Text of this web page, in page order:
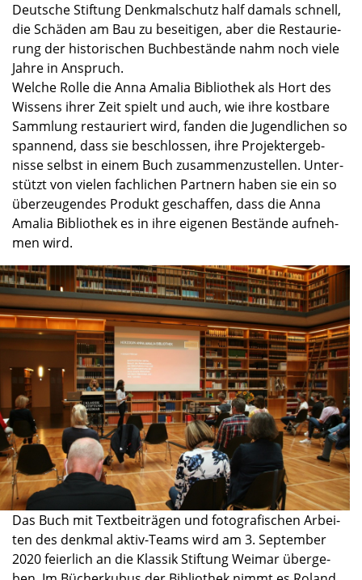
Deutsche Stiftung Denkmal­schutz half damals schnell,
die Schäden am Bau zu besei­ti­gen, aber die Restau­rie­
rung der histo­ri­schen Buchbe­stände nahm noch viele
Jahre in Anspruch.
Welche Rolle die Anna Amalia Biblio­thek als Hort des
Wissens ihrer Zeit spielt und auch, wie ihre kostbare
Sammlung restau­riert wird, fanden die Jugend­li­chen so
spannend, dass sie beschlos­sen, ihre Projekt­er­geb­
nisse selbst in einem Buch zusam­men­zu­stel­len. Unter­
stützt von vielen fachli­chen Partnern haben sie ein so
überzeu­gen­des Produkt geschaf­fen, dass die Anna
Amalia Biblio­thek es in ihre eigenen Bestände aufneh­
men wird.
Das Buch mit Textbei­trä­gen und fotogra­fi­schen Arbei­
ten des denkmal aktiv-Teams wird am 3. Septem­ber
2020 feier­lich an die Klassik Stiftung Weimar überge­